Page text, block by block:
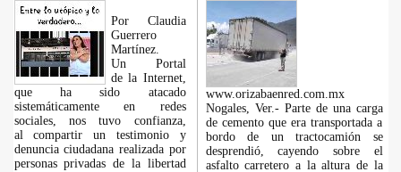
Por Claudia
Guerrero
Martínez.
​Un Portal
de la Internet,
que ha sido atacado
sistemáticamente en redes
sociales, nos tuvo confianza,
al compartir un testimonio y
denuncia ciudadana realizada por
personas privadas de la libertad
www.orizabaenred.com.mx
Nogales, Ver.- Parte de una carga
de cemento que era transportada a
bordo de un tractocamión se
desprendió, cayendo sobre el
asfalto carretero a la altura de la